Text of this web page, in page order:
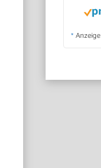
* Anzeige